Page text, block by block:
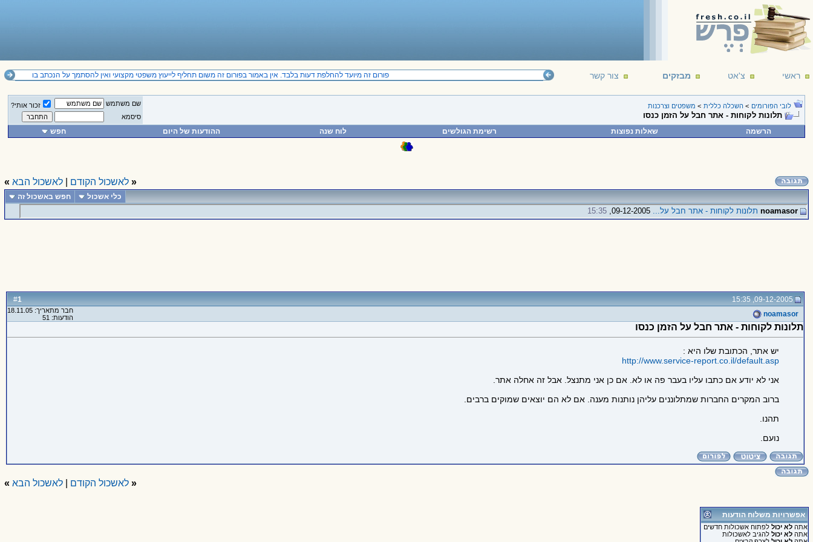
ראשי צ'אט מבזקים צור קשר פורום זה מיועד להחלפת דעות בלבד. אין באמור בפורום זה משום תחליף לייעוץ משפטי מקצועי ואין להסתמך על הנכתב בו
לובי הפורומים > השכלה כללית > משפטים וצרכנות
תלונות לקוחות - אתר חבל על הזמן כנסו
שם משתמש
זכור אותי?
סיסמא
הרשמה שאלות נפוצות רשימת הגולשים לוח שנה ההודעות של היום חפש
« לאשכול הקודם לאשכול הבא »
כלי אשכול חפש באשכול זה
noamasor תלונות לקוחות - אתר חבל על... 15:35
#
1
09-12-2005, 15:35
noamasor
חבר מתאריך: 18.11.05
הודעות: 51
תלונות לקוחות - אתר חבל על הזמן כנסו
יש אתר, הכתובת שלו היא :
http://www.service-report.co.il/default.asp
אני לא יודע אם כתבו עליו בעבר פה או לא. אם כן אני מתנצל. אבל זה אחלה אתר.
ברוב המקרים החברות שמתלוננים עליהן נותנות מענה. אם לא הם יוצאים שמוקים ברבים.
תהנו.
נועם.
« לאשכול הקודם |לאשכול הבא »
אפשרויות משלוח הודעות
אתה לא יכוללפתוח אשכולות חדשים
אתה לא יכוללהגיב לאשכולות